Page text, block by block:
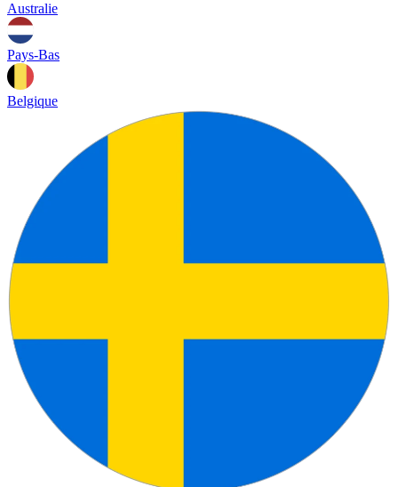
Australie
Pays-Bas
Belgique